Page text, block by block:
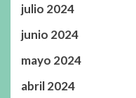
julio 2024
junio 2024
mayo 2024
abril 2024